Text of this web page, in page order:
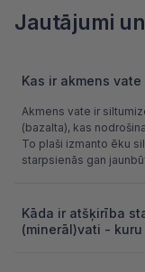
Jautājumi
Kas ir akmens
Akmens vate ir
(bazalta), kas
To plaši izmanto ēku
starpsienās gan
Kāda ir atšķirība
(minerāl)vati -